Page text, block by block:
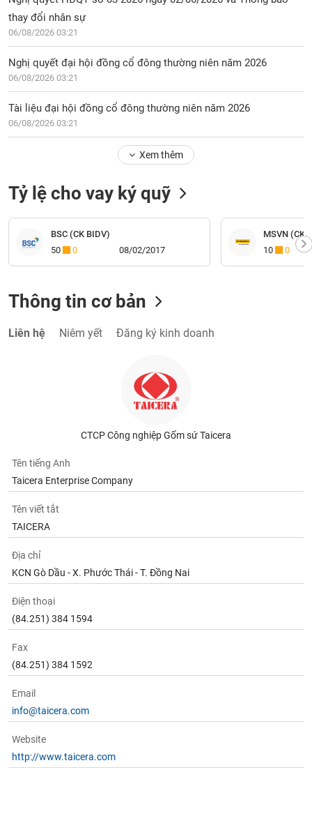
thay đổi nhân sự
06/08/2026 03:21
Nghị quyết đại hội đồng cổ đông thường niên năm 2026
06/08/2026 03:21
Tài liệu đại hội đồng cổ đông thường niên năm 2026
06/08/2026 03:21
Xem thêm
Tỷ lệ cho vay ký quỹ
BSC (CK BIDV)
50
0 08/02/2017
MSVN (CK
10
0
Thông tin cơ bản
Liên hệ Niêm yết Đăng ký kinh doanh
CTCP Công nghiệp Gốm sứ Taicera
Tên tiếng Anh
Taicera Enterprise Company
Tên viết tắt
TAICERA
Địa chỉ
KCN Gò Dầu - X. Phước Thái - T. Đồng Nai
Điện thoại
(84.251) 384 1594
Fax
(84.251) 384 1592
Email
info@taicera.com
Website
http://www.taicera.com